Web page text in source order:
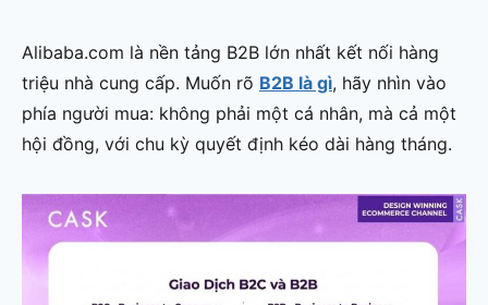
Alibaba.com là nền tảng B2B lớn nhất kết nối hàng
triệu nhà cung cấp. Muốn rõ B2B là gì, hãy nhìn vào
phía người mua: không phải một cá nhân, mà cả một
hội đồng, với chu kỳ quyết định kéo dài hàng tháng.